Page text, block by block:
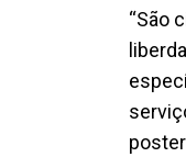
“São